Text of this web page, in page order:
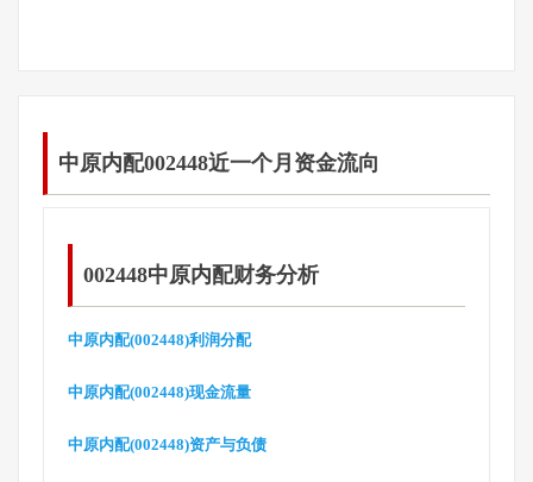
中原内配002448近一个月资金流向
002448中原内配财务分析
中原内配(002448)利润分配
中原内配(002448)现金流量
中原内配(002448)资产与负债